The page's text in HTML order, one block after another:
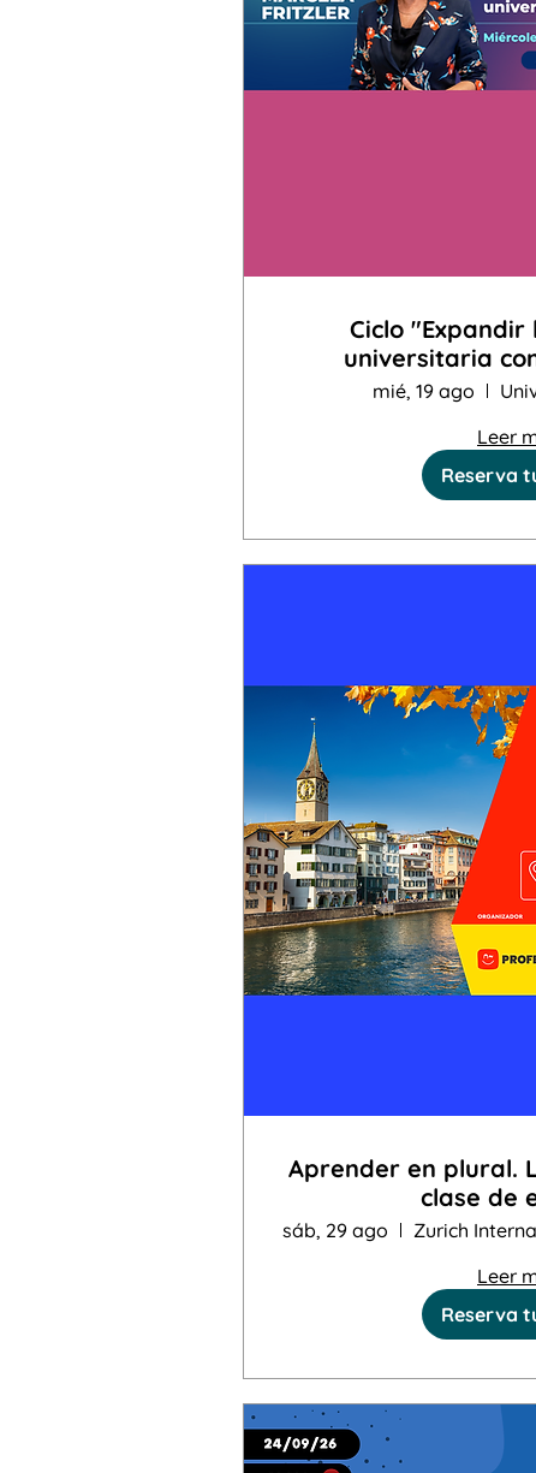
Ciclo "Expandir
universitaria
artísticas,
mié, 19 ago
Leer
Reserva
Aprender en plural.
clase de
sáb, 29 ago
Leer
Reserva